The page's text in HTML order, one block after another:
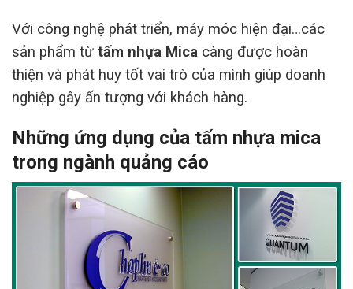
Với công nghệ phát triển, máy móc hiện đại…các
sản phẩm từ tấm nhựa Mica càng được hoàn
thiện và phát huy tốt vai trò của mình giúp doanh
nghiệp gây ấn tượng với khách hàng.
Những ứng dụng của tấm nhựa mica
trong ngành quảng cáo